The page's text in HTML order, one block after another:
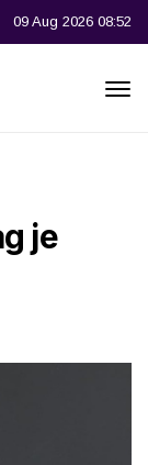
09 Aug 2026 08:52
je